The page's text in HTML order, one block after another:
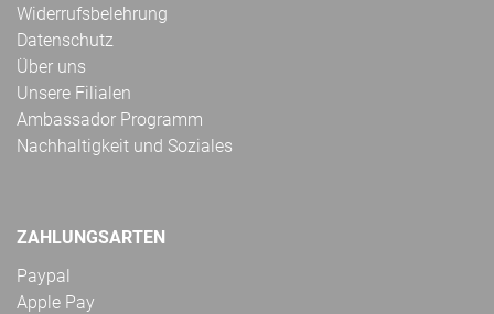
Widerrufsbelehrung
Datenschutz
Über uns
Unsere Filialen
Ambassador Programm
Nachhaltigkeit und Soziales
ZAHLUNGSARTEN
Paypal
Apple Pay